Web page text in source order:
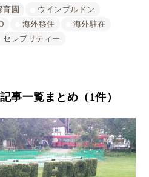
育園
ウインブルドン
海外移住
海外駐在
セレブリティー
事一覧まとめ（1件）